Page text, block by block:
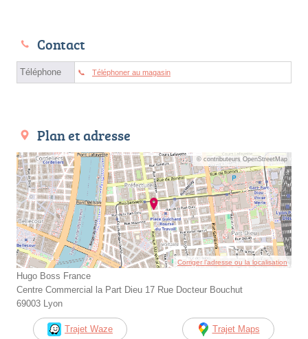
Contact
Téléphone Téléphoner au magasin
Plan et adresse
© contributeurs OpenStreetMap
Corriger l’adresse ou la localisation
Hugo Boss France
Centre Commercial la Part Dieu 17 Rue Docteur Bouchut
69003 Lyon
Trajet Waze Trajet Maps